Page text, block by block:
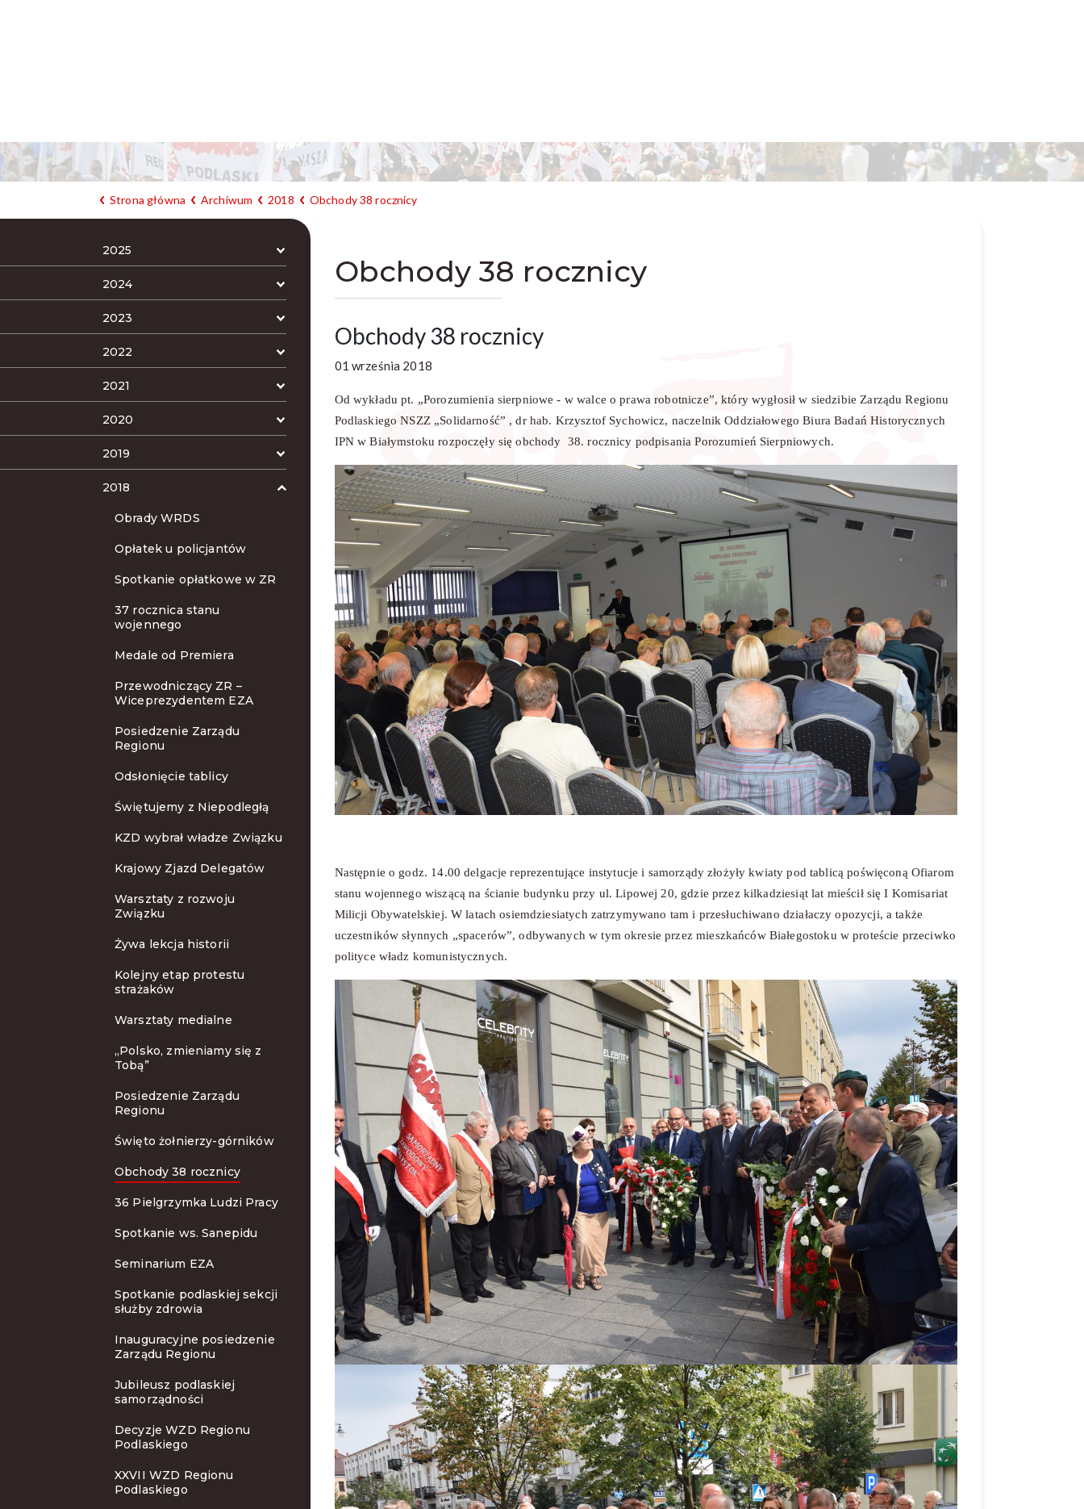
Strona główna Archiwum 2018 Obchody 38 rocznicy
2025
2024
2023
2022
2021
2020
2019
2018
Obrady WRDS
Opłatek u policjantów
Spotkanie opłatkowe w ZR
37 rocznica stanu
wojennego
Medale od Premiera
Przewodniczący ZR –
Wiceprezydentem EZA
Posiedzenie Zarządu
Regionu
Odsłonięcie tablicy
Świętujemy z Niepodległą
KZD wybrał władze Związku
Krajowy Zjazd Delegatów
Warsztaty z rozwoju
Związku
Żywa lekcja historii
Kolejny etap protestu
strażaków
Warsztaty medialne
„Polsko, zmieniamy się z
Tobą”
Posiedzenie Zarządu
Regionu
Święto żołnierzy-górników
Obchody 38 rocznicy
36 Pielgrzymka Ludzi Pracy
Spotkanie ws. Sanepidu
Seminarium EZA
Spotkanie podlaskiej sekcji
służby zdrowia
Inauguracyjne posiedzenie
Zarządu Regionu
Jubileusz podlaskiej
samorządności
Decyzje WZD Regionu
Podlaskiego
XXVII WZD Regionu
Podlaskiego
Obchody 38 rocznicy
Obchody 38 rocznicy
01 września 2018
Od wykładu pt. „Porozumienia sierpniowe - w walce o prawa robotnicze”, który wygłosił w siedzibie Zarządu Regionu
Podlaskiego NSZZ „Solidarność” , dr hab. Krzysztof Sychowicz, naczelnik Oddziałowego Biura Badań Historycznych
IPN w Białymstoku rozpoczęły się obchody 38. rocznicy podpisania Porozumień Sierpniowych.
Następnie o godz. 14.00 delgacje reprezentujące instytucje i samorządy złożyły kwiaty pod tablicą poświęconą Ofiarom
stanu wojennego wiszącą na ścianie budynku przy ul. Lipowej 20, gdzie przez kilkadziesiąt lat mieścił się I Komisariat
Milicji Obywatelskiej. W latach osiemdziesiatych zatrzymywano tam i przesłuchiwano działaczy opozycji, a także
uczestników słynnych „spacerów”, odbywanych w tym okresie przez mieszkańców Białegostoku w proteście przeciwko
polityce władz komunistycznych.